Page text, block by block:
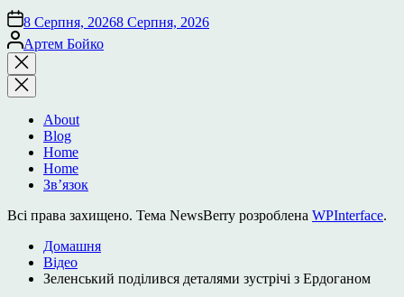
8 Серпня, 20268 Серпня, 2026
Опубліковано
Артем Бойко
Закрити
пошук
About
Blog
Home
Home
Зв’язок
Всі права захищено. Тема NewsBerry розроблена WPInterface.
Домашня
Відео
Зеленський поділився деталями зустрічі з Ердоганом